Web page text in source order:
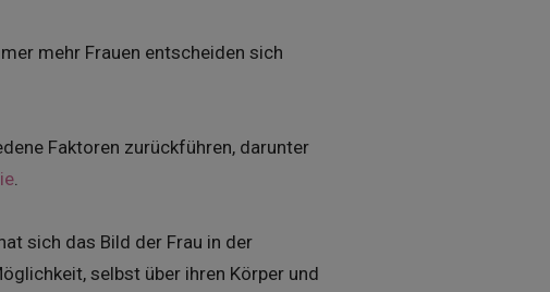
mehr Frauen entscheiden sich
Faktoren zurückführen, darunter
.
sich das Bild der Frau in der
selbst über ihren Körper und